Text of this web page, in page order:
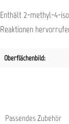
Enthält 2-methyl-4-
Reaktionen
Oberflächenbild:
Passendes Zubehör